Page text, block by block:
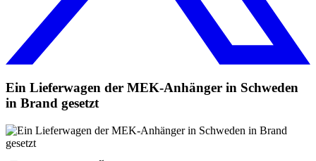
Ein Lieferwagen der MEK-Anhänger in Schweden
in Brand gesetzt